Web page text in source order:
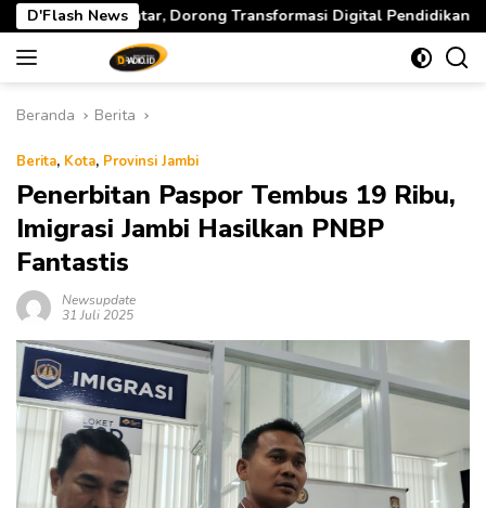
Langsung
ke
konten
D'Flash News
Transformasi Digital Pendidikan di Jambi Gubernur
Beranda Berita
Berita, Kota, Provinsi Jambi
Penerbitan Paspor Tembus 19 Ribu,
Imigrasi Jambi Hasilkan PNBP
Fantastis
Newsupdate
31 Juli 2025